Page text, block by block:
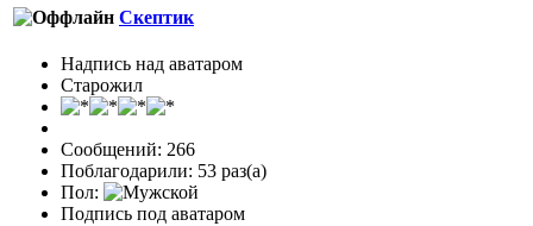
Скептик
Надпись над аватаром
Старожил
Сообщений: 266
Поблагодарили: 53 раз(а)
Пол:
Подпись под аватаром